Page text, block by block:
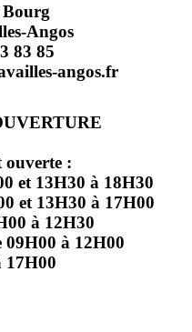
Angos
83 85
angos.fr
ouverte :
et 13H30 à 18H30
et 13H30 à 17H00
à 12H30
09H00 à 12H00
17H00